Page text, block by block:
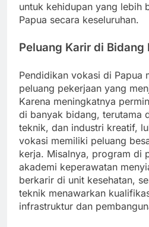
untuk kehidupan yang lebih
Papua secara keseluruhan.
Peluang Karir di
Pendidikan vokasi di Papua
peluang pekerjaan yang
Karena meningkatnya
di banyak bidang, terutama
teknik, dan industri kreatif,
vokasi memiliki peluang
kerja. Misalnya, program di
akademi keperawatan
berkarir di unit kesehatan,
teknik menawarkan
infrastruktur dan